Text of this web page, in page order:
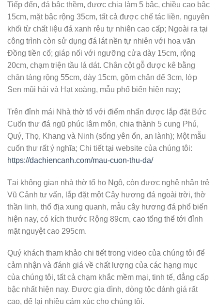
Tiếp đến, đá bậc thềm, được chia làm 5 bậc, chiều cao bậc
15cm, mặt bậc rộng 35cm, tất cả được chế tác liền, nguyên
khối từ chất liệu đá xanh rêu tự nhiên cao cấp; Ngoài ra tại
công trình còn sử dụng đá lát nền tự nhiên với hoa văn
Đồng tiền cổ; giáp nối với ngưỡng cửa dày 15cm, rộng
20cm, chạm triện tầu lá dát. Chân cột gỗ được kê bằng
chân tảng rộng 55cm, dày 15cm, gồm chân đế 3cm, lớp
Sen mũi hài và Hạt xoàng, mẫu phổ biến hiện nay;
Trên đỉnh mái Nhà thờ tổ với điểm nhấn được lắp đặt Bức
Cuốn thư đá ngũ phúc lâm môn, chia thành 5 cung Phú,
Quý, Thọ, Khang và Ninh (sống yên ổn, an lành); Một mẫu
cuốn thư rất ý nghĩa; Chi tiết tại website của chúng tôi:
https://dachiencanh.com/mau-cuon-thu-da/
Tại không gian nhà thờ tổ họ Ngô, còn được nghệ nhân trẻ
Vũ Cảnh tư vấn, lắp đặt một Cây hương đá ngoài trời, thờ
thần linh, thổ địa xung quanh, mẫu cây hương đá phổ biến
hiện nay, có kích thước Rộng 89cm, cao tổng thể tới đỉnh
mặt nguyệt cao 295cm.
Quý khách tham khảo chi tiết trong video của chúng tôi để
cảm nhận và đánh giá về chất lượng của các hạng mục
của chúng tôi, tất cả chạm khắc mềm mại, tinh tế, đẳng cấp
bậc nhất hiện nay. Được gia đình, dòng tộc đánh giá rất
cao, để lại nhiều cảm xúc cho chúng tôi.